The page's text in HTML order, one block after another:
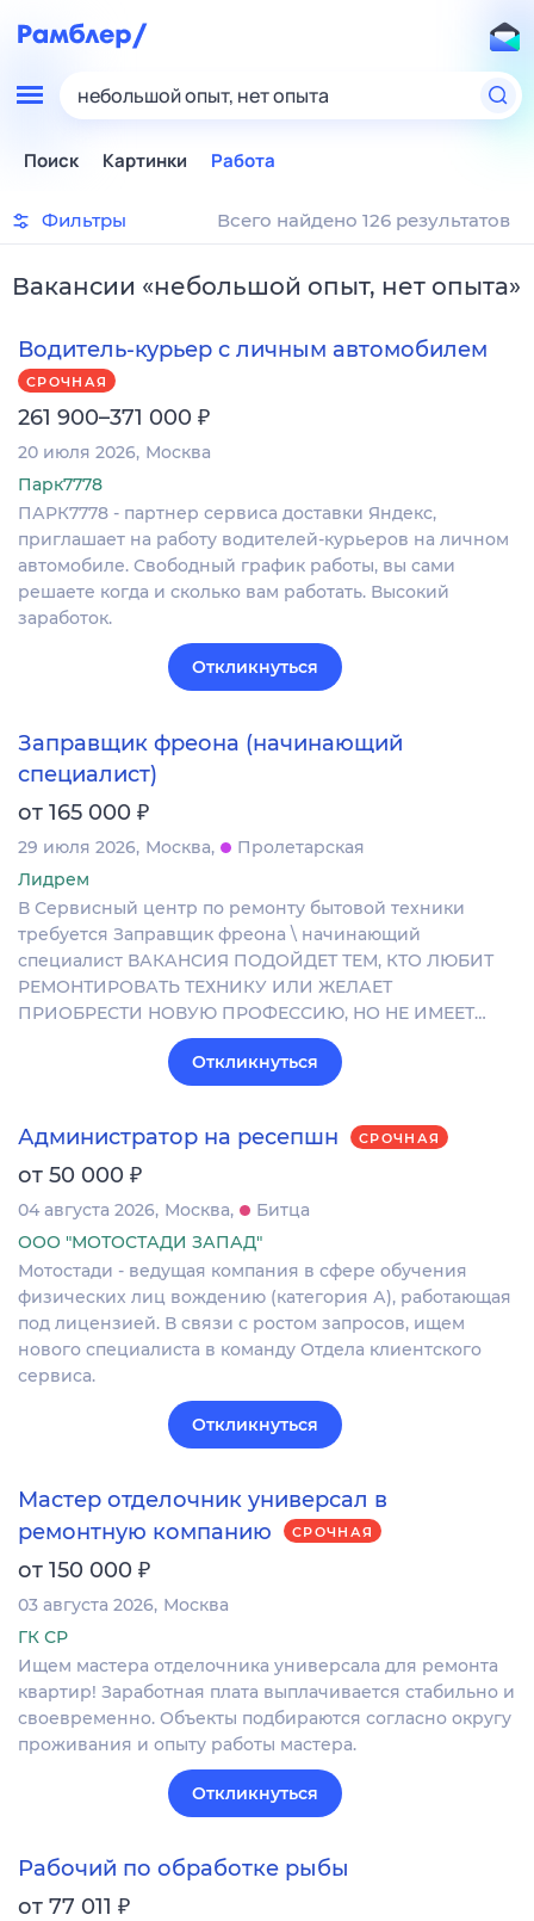
небольшой опыт, нет опыта
Поиск Картинки Работа
Фильтры Всего найдено 126 результатов
Вакансии «небольшой опыт, нет опыта»
Водитель-курьер с личным автомобилем
СРОЧНАЯ
261 900–371 000 ₽
20 июля 2026 Москва
Парк7778
ПАРК7778 - партнер сервиса доставки Яндекс,
приглашает на работу водителей-курьеров на личном
автомобиле. Свободный график работы, вы сами
решаете когда и сколько вам работать. Высокий
заработок.
Откликнуться
Заправщик фреона (начинающий
специалист)
от 165 000 ₽
29 июля 2026 Москва
Пролетарская
Лидрем
В Сервисный центр по ремонту бытовой техники
требуется Заправщик фреона \ начинающий
специалист ВАКАНСИЯ ПОДОЙДЕТ ТЕМ, КТО ЛЮБИТ
РЕМОНТИРОВАТЬ ТЕХНИКУ ИЛИ ЖЕЛАЕТ
ПРИОБРЕСТИ НОВУЮ ПРОФЕССИЮ, НО НЕ ИМЕЕТ…
Откликнуться
Администратор на ресепшн СРОЧНАЯ
от 50 000 ₽
04 августа 2026 Москва
Битца
ООО "МОТОСТАДИ ЗАПАД"
Мотостади - ведущая компания в сфере обучения
физических лиц вождению (категория А), работающая
под лицензией. В связи с ростом запросов, ищем
нового специалиста в команду Отдела клиентского
сервиса.
Откликнуться
Мастер отделочник универсал в
ремонтную компанию
СРОЧНАЯ
от 150 000 ₽
03 августа 2026 Москва
ГК СР
Ищем мастера отделочника универсала для ремонта
квартир! Заработная плата выплачивается стабильно и
своевременно. Объекты подбираются согласно округу
проживания и опыту работы мастера.
Откликнуться
Рабочий по обработке рыбы
от 77 011 ₽